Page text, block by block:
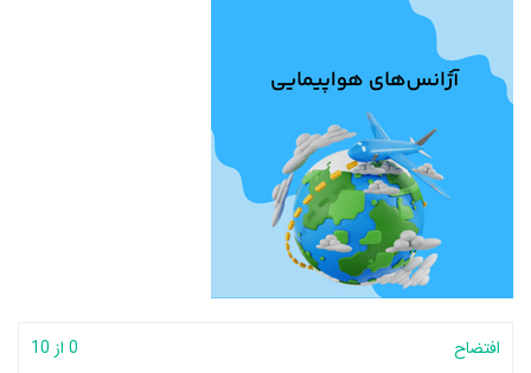
افتضاح 0 از 10